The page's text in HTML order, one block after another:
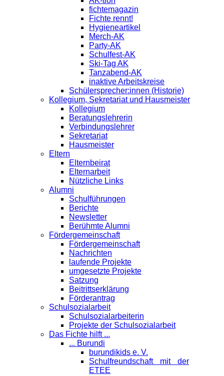
fichtemagazin
Fichte rennt!
Hygieneartikel
Merch-AK
Party-AK
Schulfest-AK
Ski-Tag AK
Tanzabend-AK
inaktive Arbeitskreise
Schülersprecher:innen (Historie)
Kollegium, Sekretariat und Hausmeister
Kollegium
Beratungslehrerin
Verbindungslehrer
Sekretariat
Hausmeister
Eltern
Elternbeirat
Elternarbeit
Nützliche Links
Alumni
Schulführungen
Berichte
Newsletter
Berühmte Alumni
Förder­gemeinschaft
Fördergemeinschaft
Nachrichten
laufende Projekte
umgesetzte Projekte
Satzung
Beitrittserklärung
Förderantrag
Schul­sozialarbeit
Schulsozialarbeiterin
Projekte der Schulsozialarbeit
Das Fichte hilft ...
... Burundi
burundikids e. V.
Schulfreundschaft mit der
ETEE